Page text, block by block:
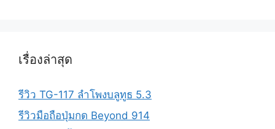
เรื่องล่าสุด
รีวิว TG-117 ลำโพงบลูทูธ 5.3
รีวิวมือถือปุ่มกด Beyond 914